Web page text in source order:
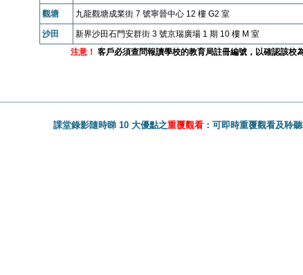
觀塘 九龍觀塘成業街 7 號寧晉中心 12 樓 G2 室
沙田 新界沙田石門安群街 3 號京瑞廣場 1 期 10 樓 M 室
注意！ 客戶必須查問報讀學校的教育局註冊編號，以確認該校
課堂錄影隨時睇 10 大優點之重覆觀看：可即時重覆觀看及聆